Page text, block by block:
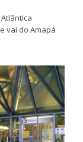
vai do Amapá